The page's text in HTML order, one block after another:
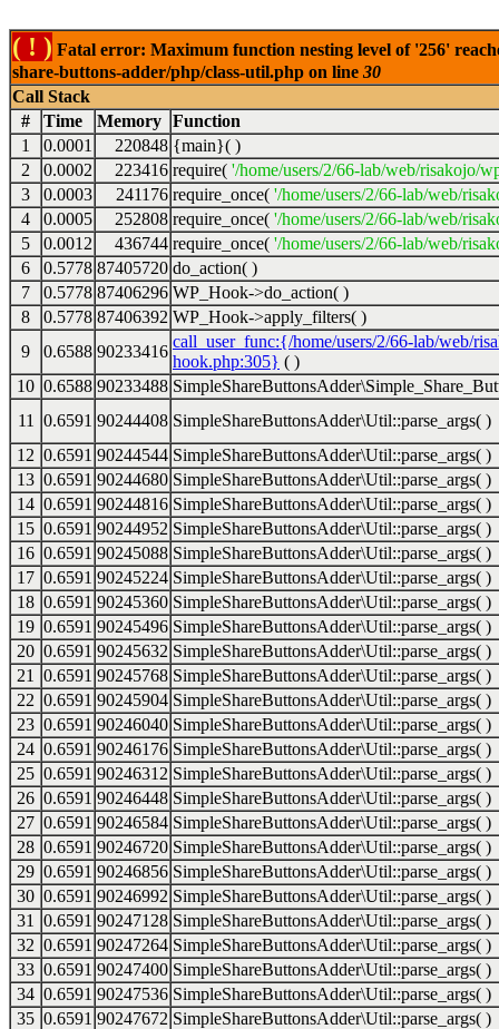
( ! ) Fatal error: Maximum function nesting level of '256'
share-buttons-adder/php/class-util.php on line 30
Call Stack
#
Time Memory Function
1
0.0001 220848 {main}( )
2
0.0002 223416 require( '/home/users/2/66-lab/web/risakojo/
3
0.0003 241176 require_once( '/home/users/2/66-lab/web/
4
0.0005 252808 require_once( '/home/users/2/66-lab/web/
5
0.0012 436744 require_once( '/home/users/2/66-lab/web/
6
0.5778 87405720 do_action( )
7
0.5778 87406296 WP_Hook->do_action( )
8
0.5778 87406392 WP_Hook->apply_filters( )
9
0.6588 90233416
call_user_func:{/home/users/2/66-lab/web/
hook.php:305} ( )
10 0.6588 90233488
11
0.6591 90244408 SimpleShareButtonsAdder\Util::parse_args( )
12 0.6591 90244544 SimpleShareButtonsAdder\Util::parse_args( )
13 0.6591 90244680 SimpleShareButtonsAdder\Util::parse_args( )
14 0.6591 90244816 SimpleShareButtonsAdder\Util::parse_args( )
15 0.6591 90244952 SimpleShareButtonsAdder\Util::parse_args( )
16 0.6591 90245088 SimpleShareButtonsAdder\Util::parse_args( )
17 0.6591 90245224 SimpleShareButtonsAdder\Util::parse_args( )
18 0.6591 90245360 SimpleShareButtonsAdder\Util::parse_args( )
19 0.6591 90245496 SimpleShareButtonsAdder\Util::parse_args( )
20 0.6591 90245632 SimpleShareButtonsAdder\Util::parse_args( )
21
0.6591 90245768 SimpleShareButtonsAdder\Util::parse_args( )
22 0.6591 90245904 SimpleShareButtonsAdder\Util::parse_args( )
23 0.6591 90246040 SimpleShareButtonsAdder\Util::parse_args( )
24 0.6591 90246176 SimpleShareButtonsAdder\Util::parse_args( )
25 0.6591 90246312 SimpleShareButtonsAdder\Util::parse_args( )
26 0.6591 90246448 SimpleShareButtonsAdder\Util::parse_args( )
27 0.6591 90246584 SimpleShareButtonsAdder\Util::parse_args( )
28 0.6591 90246720 SimpleShareButtonsAdder\Util::parse_args( )
29 0.6591 90246856 SimpleShareButtonsAdder\Util::parse_args( )
30 0.6591 90246992 SimpleShareButtonsAdder\Util::parse_args( )
31
0.6591 90247128 SimpleShareButtonsAdder\Util::parse_args( )
32 0.6591 90247264 SimpleShareButtonsAdder\Util::parse_args( )
33 0.6591 90247400 SimpleShareButtonsAdder\Util::parse_args( )
34 0.6591 90247536 SimpleShareButtonsAdder\Util::parse_args( )
35 0.6591 90247672 SimpleShareButtonsAdder\Util::parse_args( )